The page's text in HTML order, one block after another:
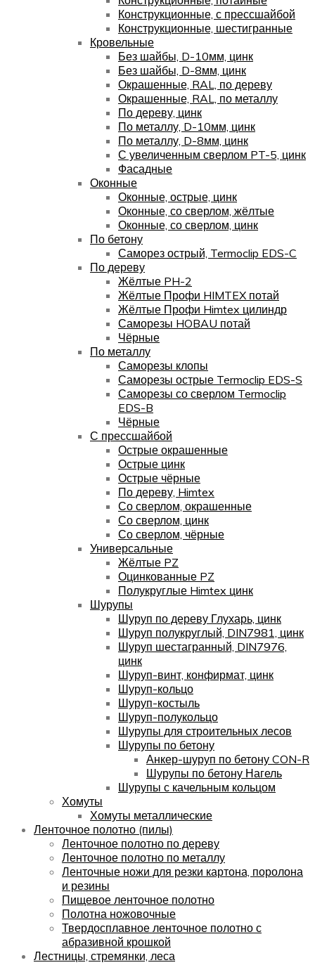
Конструкционные, с прессшайбой
Конструкционные, шестигранные
Кровельные
Без шайбы, D-10мм, цинк
Без шайбы, D-8мм, цинк
Окрашенные, RAL, по дереву
Окрашенные, RAL, по металлу
По дереву, цинк
По металлу, D-10мм, цинк
По металлу, D-8мм, цинк
С увеличенным сверлом PT-5, цинк
Фасадные
Оконные
Оконные, острые, цинк
Оконные, со сверлом, жёлтые
Оконные, со сверлом, цинк
По бетону
Саморез острый, Termoclip EDS-C
По дереву
Жёлтые PH-2
Жёлтые Профи HIMTEX потай
Жёлтые Профи Himtex цилиндр
Саморезы HOBAU потай
Чёрные
По металлу
Саморезы клопы
Саморезы острые Termoclip EDS-S
Саморезы со сверлом Termoclip
EDS-B
Чёрные
С прессшайбой
Острые окрашенные
Острые цинк
Острые чёрные
По дереву, Himtex
Со сверлом, окрашенные
Со сверлом, цинк
Со сверлом, чёрные
Универсальные
Жёлтые PZ
Оцинкованные PZ
Полукруглые Himtex цинк
Шурупы
Шуруп по дереву Глухарь, цинк
Шуруп полукруглый, DIN7981, цинк
Шуруп шестагранный, DIN7976,
цинк
Шуруп-винт, конфирмат, цинк
Шуруп-кольцо
Шуруп-костыль
Шуруп-полукольцо
Шурупы для строительных лесов
Шурупы по бетону
Анкер-шуруп по бетону CON-R
Шурупы по бетону Нагель
Шурупы с качельным кольцом
Хомуты
Хомуты металлические
Ленточное полотно (пилы)
Ленточное полотно по дереву
Ленточное полотно по металлу
Ленточные ножи для резки картона, поролона
и резины
Пищевое ленточное полотно
Полотна ножовочные
Твердосплавное ленточное полотно с
абразивной крошкой
Лестницы, стремянки, леса